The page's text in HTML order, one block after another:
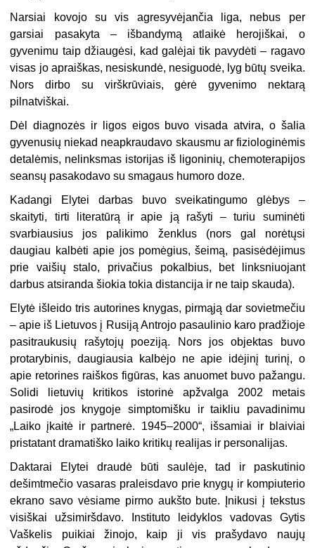
Narsiai kovojo su vis agresyvėjančia liga, nebus per
garsiai pasakyta – išbandymą atlaikė herojiškai, o
gyvenimu taip džiaugėsi, kad galėjai tik pavydėti – ragavo
visas jo apraiškas, nesiskundė, nesiguodė, lyg būtų sveika.
Nors dirbo su virškrūviais, gėrė gyvenimo nektarą
pilnatviškai.
Dėl diagnozės ir ligos eigos buvo visada atvira, o šalia
gyvenusių niekad neapkraudavo skausmu ar fiziologinėmis
detalėmis, nelinksmas istorijas iš ligoninių, chemoterapijos
seansų pasakodavo su smagaus humoro doze.
Kadangi Elytei darbas buvo sveikatingumo glėbys –
skaityti, tirti literatūrą ir apie ją rašyti – turiu suminėti
svarbiausius jos palikimo ženklus (nors gal norėtųsi
daugiau kalbėti apie jos pomėgius, šeimą, pasisėdėjimus
prie vaišių stalo, privačius pokalbius, bet linksniuojant
darbus atsiranda šiokia tokia distancija ir ne taip skauda).
Elytė išleido tris autorines knygas, pirmąją dar sovietmečiu
– apie iš Lietuvos į Rusiją Antrojo pasaulinio karo pradžioje
pasitraukusių rašytojų poeziją. Nors jos objektas buvo
protarybinis, daugiausia kalbėjo ne apie idėjinį turinį, o
apie retorines raiškos figūras, kas anuomet buvo pažangu.
Solidi lietuvių kritikos istorinė apžvalga 2002 metais
pasirodė jos knygoje simptomišku ir taikliu pavadinimu
„Laiko įkaitė ir partnerė. 1945–2000“, išsamiai ir blaiviai
pristatant dramatiško laiko kritikų realijas ir personalijas.
Daktarai Elytei draudė būti saulėje, tad ir paskutinio
dešimtmečio vasaras praleisdavo prie knygų ir kompiuterio
ekrano savo vėsiame pirmo aukšto bute. Įnikusi į tekstus
visiškai užsimiršdavo. Instituto leidyklos vadovas Gytis
Vaškelis puikiai žinojo, kaip ji vis prašydavo naujų